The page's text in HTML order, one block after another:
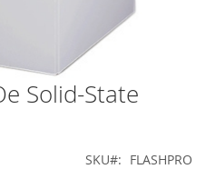
Solid-State
SKU FLASHPRO